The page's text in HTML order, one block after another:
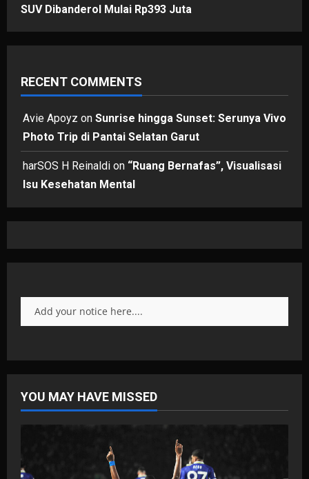
SUV Dibanderol Mulai Rp393 Juta
RECENT COMMENTS
Avie Apoyz on Sunrise hingga Sunset: Serunya Vivo
Photo Trip di Pantai Selatan Garut
harSOS H Reinaldi on “Ruang Bernafas”, Visualisasi
Isu Kesehatan Mental
Add your notice here....
YOU MAY HAVE MISSED